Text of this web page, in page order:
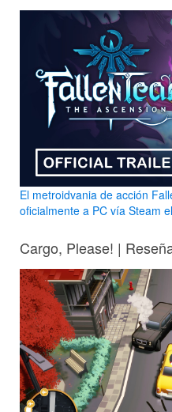
El metroidvania de acción
oficialmente a PC vía Steam
Cargo, Please! |